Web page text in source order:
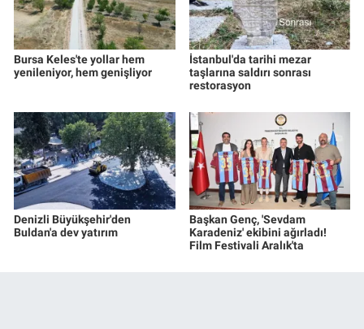
Bursa Keles'te yollar hem
yenileniyor, hem genişliyor
İstanbul'da tarihi mezar
taşlarına saldırı sonrası
restorasyon
Denizli Büyükşehir'den
Buldan'a dev yatırım
Başkan Genç, 'Sevdam
Karadeniz' ekibini ağırladı!
Film Festivali Aralık'ta